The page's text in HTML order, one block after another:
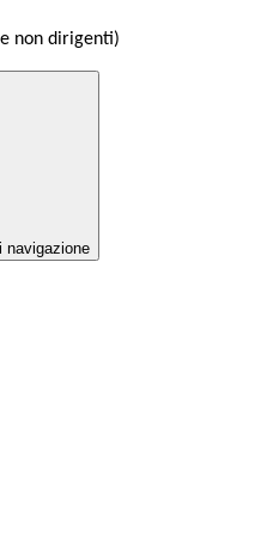
non dirigenti)
navigazione